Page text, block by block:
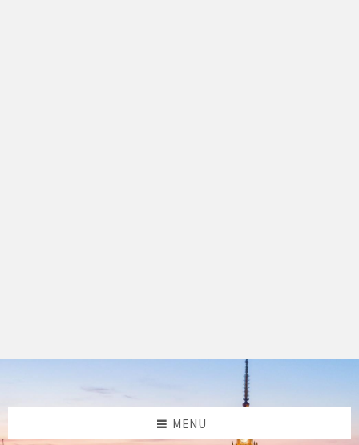
sidebar
sidebar
MENU